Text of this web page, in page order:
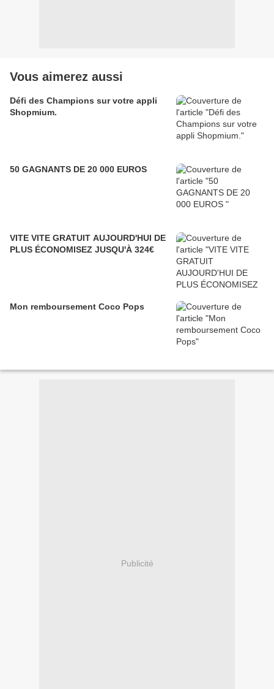
Vous aimerez aussi
Défi des Champions sur votre appli
Shopmium.
50 GAGNANTS DE 20 000 EUROS
VITE VITE GRATUIT AUJOURD'HUI DE
PLUS ÉCONOMISEZ JUSQU'À 324€
Mon remboursement Coco Pops
Publicité